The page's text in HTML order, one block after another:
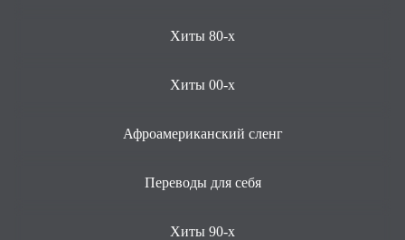
Хиты 80-х
Хиты 00-х
Афроамериканский сленг
Переводы для себя
Хиты 90-х